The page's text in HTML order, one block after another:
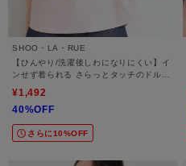
SHOO・LA・RUE
【ひんやり/洗濯後しわになりにくい】イ
ンせず着られる さらっとタッチのドルマ
¥1,492
40%OFF
さらに10%OFF